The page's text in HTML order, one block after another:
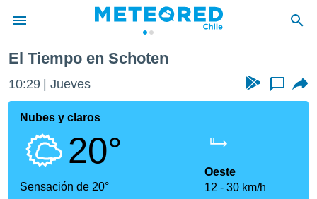
de
por
que se
calidad.
a este
las
El Tiempo en Schoten
10:29 Jueves ...
Nubes y claros
20°
Sensación de 20°
Oeste
12
30 km/h